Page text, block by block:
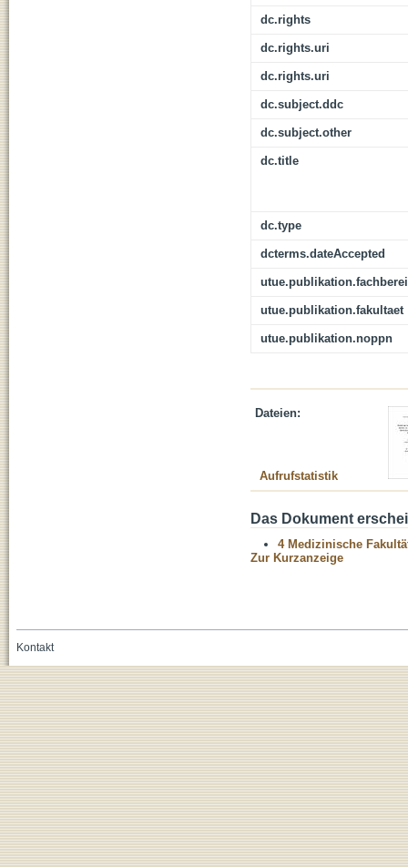
dc.rights
dc.rights.uri
dc.rights.uri
dc.subject.ddc
dc.subject.other
dc.title
dc.type
dcterms.dateAccepted
utue.publikation.fakultaet
utue.publikation.noppn
Dateien:
Aufrufstatistik
Das Dokument
4 Medizinische
Zur Kurzanzeige
Kontakt